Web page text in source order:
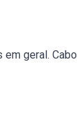
geral.